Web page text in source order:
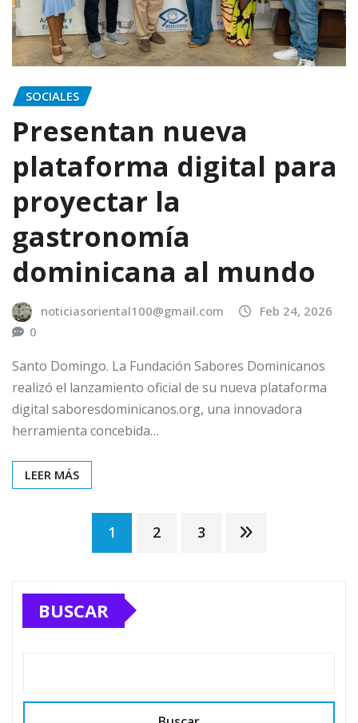
SOCIALES
Presentan nueva
plataforma digital para
proyectar la
gastronomía
dominicana al mundo
noticiasoriental100@gmail.com
Feb 24, 2026
0
Santo Domingo. La Fundación Sabores Dominicanos
realizó el lanzamiento oficial de su nueva plataforma
digital saboresdominicanos.org, una innovadora
herramienta concebida…
LEER MÁS
Paginación
de
entradas
1 2 3
BUSCAR